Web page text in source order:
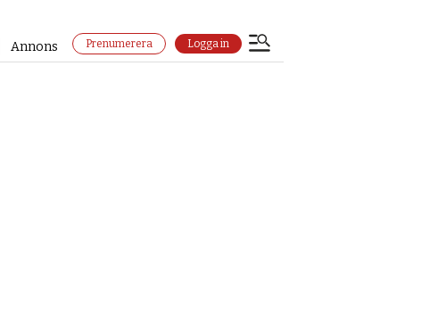
Annons Prenumerera Logga in